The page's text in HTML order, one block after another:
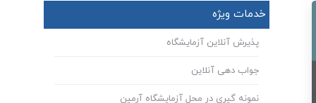
خدمات ویژه
پذیرش آنلاین آزمایشگاه
جواب دهی آنلاین
نمونه گیری در محل آزمایشگاه آرمین